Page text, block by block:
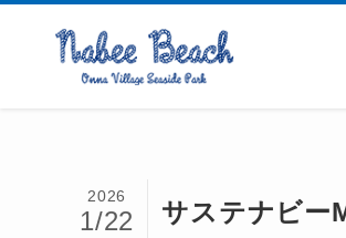
サステナビー
2026
1/22